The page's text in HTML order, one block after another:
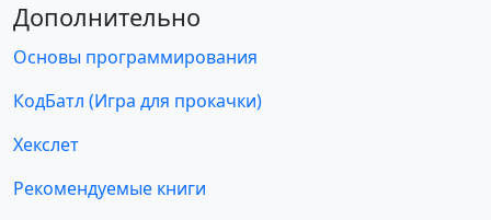
Дополнительно
Основы программирования
КодБатл (Игра для прокачки)
Хекслет
Рекомендуемые книги